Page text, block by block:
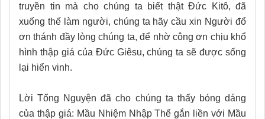
truyền tin mà cho chúng ta biết thật Ðức Kitô, đã
xuống thế làm người, chúng ta hãy cầu xin Người đổ
ơn thánh đầy lòng chúng ta, để nhờ công ơn chịu khổ
hình thập giá của Đức Giêsu, chúng ta sẽ được sống
lại hiển vinh.
Lời Tổng Nguyện đã cho chúng ta thấy bóng dáng
của thập giá: Mầu Nhiệm Nhập Thể gắn liền với Mầu